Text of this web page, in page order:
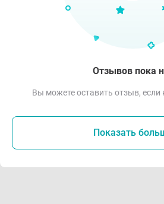
Отзывов пока
Вы можете оставить отзыв, если
Показать